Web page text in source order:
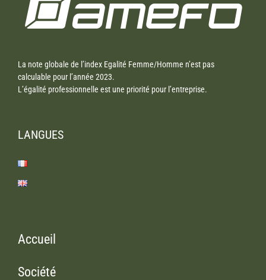
La note globale de l’index Egalité Femme/Homme n’est pas
calculable pour l’année 2023.
L’égalité professionnelle est une priorité pour l’entreprise.
LANGUES
Accueil
Société